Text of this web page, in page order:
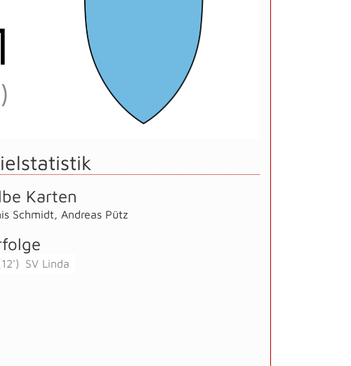
Karten
Schmidt Andreas Pütz
SV Linda